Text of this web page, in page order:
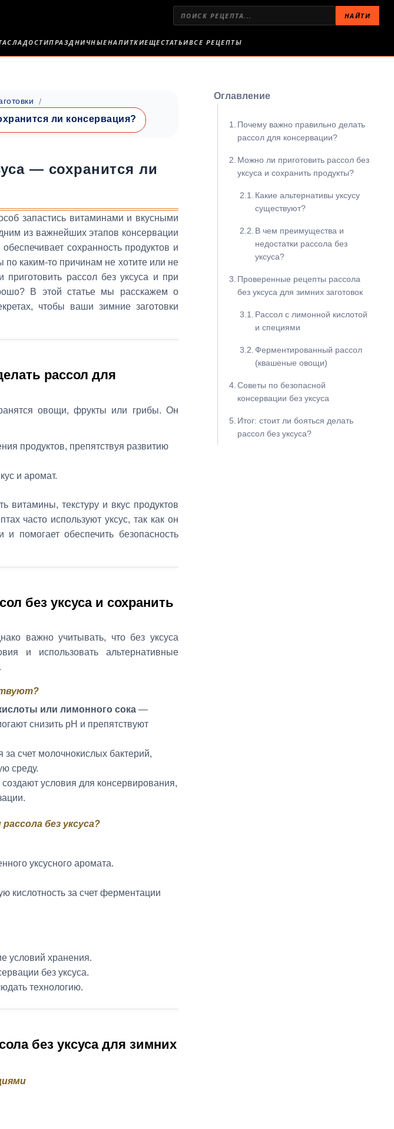
НАЙТИ
СЛАДОСТИПРАЗДНИЧНЫЕНАПИТКИЕЩЕСТАТЬИВСЕ РЕЦЕПТЫ
ли консервация?
— сохранится ли
запастись витаминами и вкусными
из важнейших этапов консервации
сохранность продуктов и
по каким-то причинам не хотите или не
рассол без уксуса и при
В этой статье мы расскажем о
чтобы ваши зимние заготовки
рассол для
овощи, фрукты или грибы. Он
продуктов, препятствуя развитию
и аромат.
витамины, текстуру и вкус продуктов
часто используют уксус, так как он
помогает обеспечить безопасность
без уксуса и сохранить
важно учитывать, что без уксуса
и использовать альтернативные
или лимонного сока—
снизить pH и препятствуют
счет молочнокислых бактерий,
среду.
условия для консервирования,
без уксуса?
уксусного аромата.
кислотность за счет ферментации
условий хранения.
без уксуса.
технологию.
без уксуса для зимних
Оглавление
Почему важно правильно делать
рассол для консервации?
Можно ли приготовить рассол без
уксуса и сохранить продукты?
Какие альтернативы уксусу
существуют?
В чем преимущества и
недостатки рассола без
уксуса?
Проверенные рецепты рассола
без уксуса для зимних заготовок
Рассол с лимонной кислотой
и специями
Ферментированный рассол
(квашеные овощи)
Советы по безопасной
консервации без уксуса
Итог: стоит ли бояться делать
рассол без уксуса?